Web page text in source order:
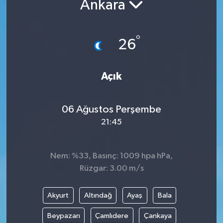
Ankara
26°
Açık
06 Ağustos Perşembe
21:45
Nem: %33, Basınç: 1009 hpa hPa,
Rüzgar: 3.00 m/s
Akyurt Altındağ Ayaş Bala
Beypazarı Çamlıdere Çankaya
BİLİM VE TEKNOLOJİ
HABERDE İNSAN
KÜLTÜR SANAT